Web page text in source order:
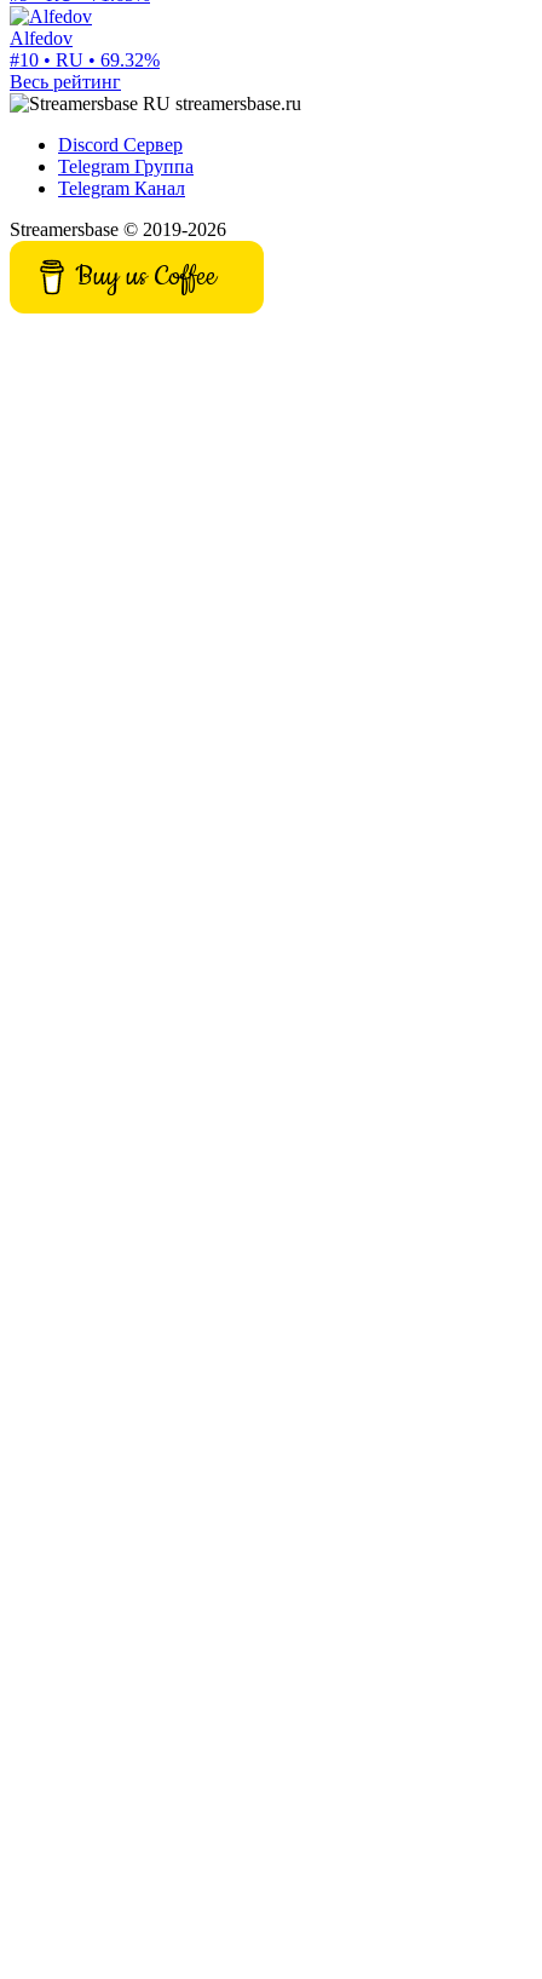
Alfedov
#10 • RU • 69.32%
Весь рейтинг
streamersbase.ru
Discord Сервер
Telegram Группа
Telegram Канал
Streamersbase © 2019-2026
Buy us Coffee